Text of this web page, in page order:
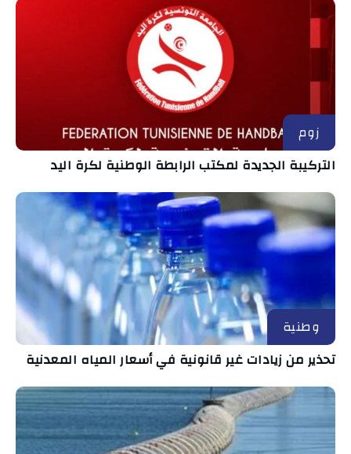
زوم
التركيبة الجديدة لمكتب الرابطة الوطنية لكرة اليد
وطنية
تحذير من زيادات غير قانونية في أسعار المياه المعدنية